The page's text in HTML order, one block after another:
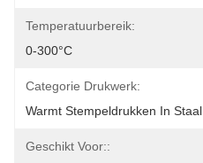
Temperatuurbereik:
0-300°C
Categorie Drukwerk:
Warmt Stempeldrukken In Staal
Geschikt Voor::